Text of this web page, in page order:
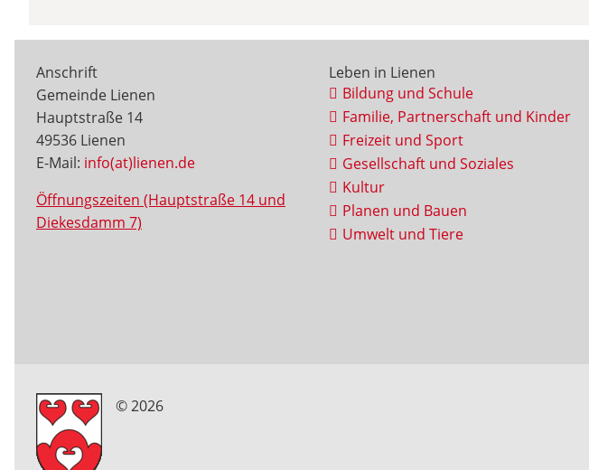
Anschrift
Gemeinde Lienen
Hauptstraße 14
49536 Lienen
E-Mail: info(at)lienen.de
Öffnungszeiten (Hauptstraße 14 und
Diekesdamm 7)
Leben in Lienen
Bildung und Schule
Familie, Partnerschaft und Kinder
Freizeit und Sport
Gesellschaft und Soziales
Kultur
Planen und Bauen
Umwelt und Tiere
© 2026